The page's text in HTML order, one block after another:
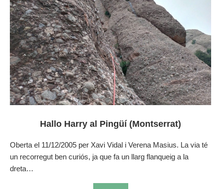
Hallo Harry al Pingüí (Montserrat)
Oberta el 11/12/2005 per Xavi Vidal i Verena Masius. La via té
un recorregut ben curiós, ja que fa un llarg flanqueig a la
dreta…